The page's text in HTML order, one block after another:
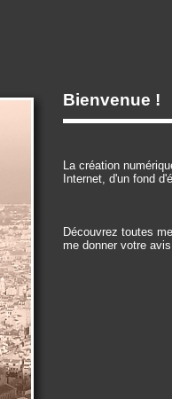
Bienvenue !
La création
Internet, d'un fond
Découvrez toutes
me donner votre